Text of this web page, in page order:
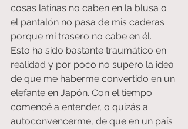
cosas latinas no caben en la blusa o
el pantalón no pasa de mis caderas
porque mi trasero no cabe en él.
Esto ha sido bastante traumático en
realidad y por poco no supero la idea
de que me haberme convertido en un
elefante en Japón. Con el tiempo
comencé a entender, o quizás a
autoconvencerme, de que en un país